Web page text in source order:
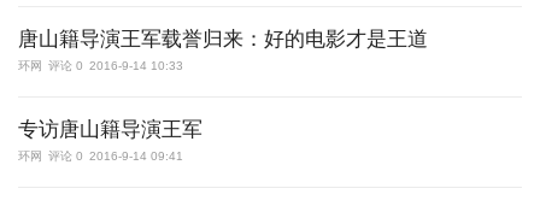
唐山籍导演王军载誉归来：好的电影才是王道
环网 评论 0 2016-9-14 10:33
专访唐山籍导演王军
环网 评论 0 2016-9-14 09:41